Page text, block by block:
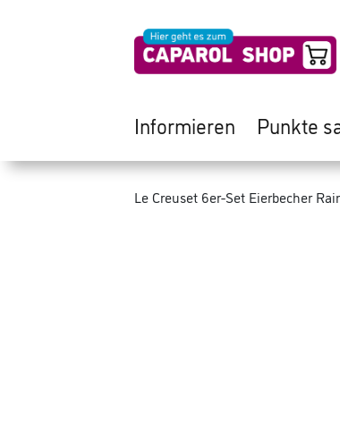
Informieren Punkte
Le Creuset 6er-Set Eierbecher